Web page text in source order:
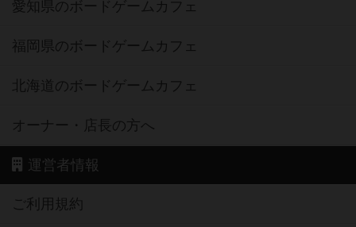
愛知県のボードゲームカフェ
福岡県のボードゲームカフェ
北海道のボードゲームカフェ
オーナー・店長の方へ
運営者情報
ご利用規約